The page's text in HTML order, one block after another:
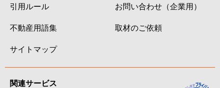
引用ルール
不動産用語集
サイトマップ
お問い合わせ（企業用）
取材のご依頼
関連サービス